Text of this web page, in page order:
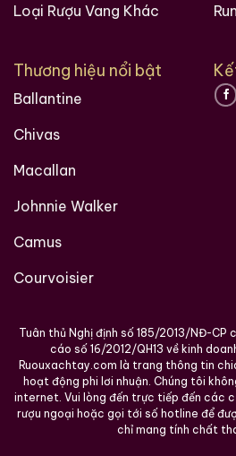
Loại Rượu Vang Khác
Thương hiệu nổi bật
Ballantine
Chivas
Macallan
Johnnie Walker
Camus
Courvoisier
Tuân thủ Nghị định số 185/2013/NĐ-CP
cáo số 16/2012/QH13 về kinh
Ruouxachtay.com là trang thông tin
hoạt động phi lơi nhuận. Chúng tôi
internet. Vui lòng đến trực tiếp đến các
rượu ngoại hoặc gọi tới số hotline để
chỉ mang tính chất